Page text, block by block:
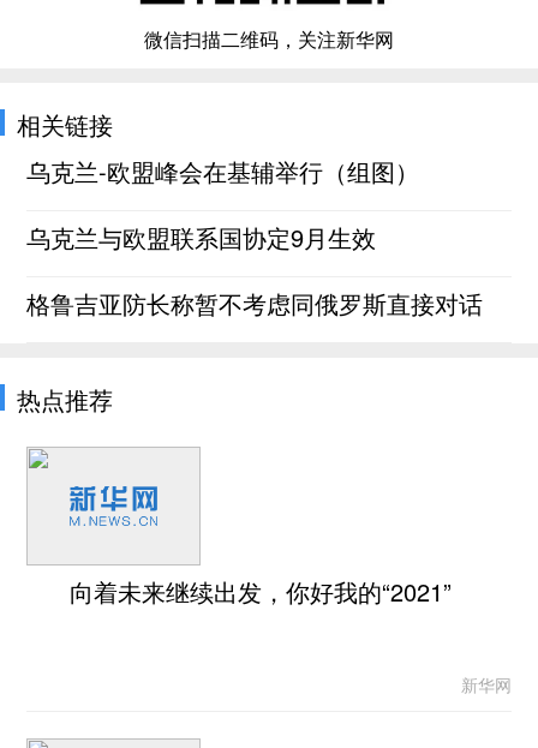
微信扫描二维码，关注新华网
相关链接
乌克兰-欧盟峰会在基辅举行（组图）
乌克兰与欧盟联系国协定9月生效
格鲁吉亚防长称暂不考虑同俄罗斯直接对话
热点推荐
向着未来继续出发，你好我的“2021”
新华网